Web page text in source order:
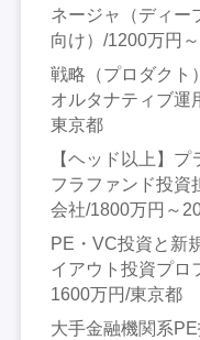
ネージャ（ディー
向け）/1200万円
戦略（プロダクト
オルタナティブ運
東京都
【ヘッド以上】
フラファンド投資
会社/1800万円～
PE・VC投資と新
イアウト投資プロ
1600万円/東京都
大手金融機関系